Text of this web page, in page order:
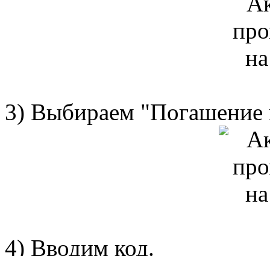
3) Выбираем "Погашение
4) Вводим код.